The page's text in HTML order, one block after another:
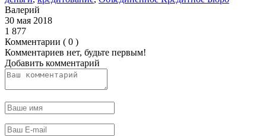
Валерий
30 мая 2018
1 877
Комментарии ( 0 )
Комментариев нет, будьте первым!
Добавить комментарий